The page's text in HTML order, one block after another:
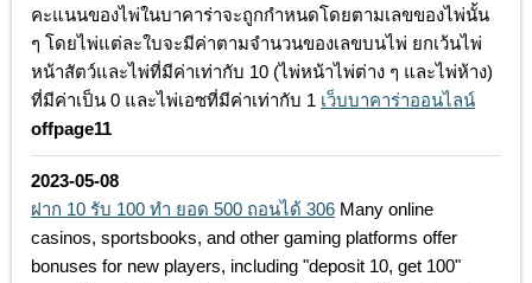
คะแนนของไพ่ในบาคาร่าจะถูกกำหนดโดยตามเลขของไพ่นั้น
ๆ โดยไพ่แต่ละใบจะมีค่าตามจำนวนของเลขบนไพ่ ยกเว้นไพ่
หน้าสัตว์และไพ่ที่มีค่าเท่ากับ 10 (ไพ่หน้าไพ่ต่าง ๆ และไพ่ห้าง)
ที่มีค่าเป็น 0 และไพ่เอซที่มีค่าเท่ากับ 1 เว็บบาคาร่าออนไลน์
offpage11
2023-05-08
ฝาก 10 รับ 100 ทํา ยอด 500 ถอนได้ 306 Many online
casinos, sportsbooks, and other gaming platforms offer
bonuses for new players, including "deposit 10, get 100"